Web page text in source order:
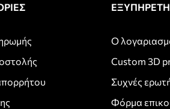
Ο
Custom 3D
Συχνές
Φόρμα